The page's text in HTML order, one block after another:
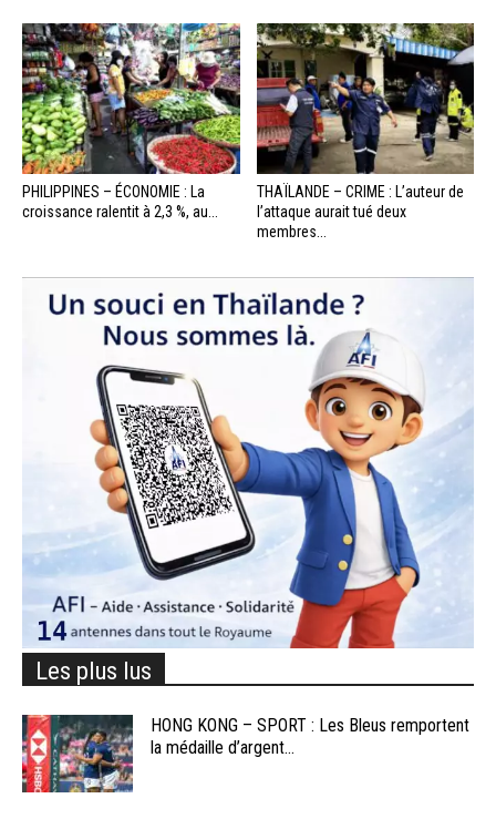
PHILIPPINES – ÉCONOMIE : La
croissance ralentit à 2,3 %, au...
THAÏLANDE – CRIME : L’auteur de
l’attaque aurait tué deux
membres...
Les plus lus
HONG KONG – SPORT : Les Bleus remportent
la médaille d’argent...